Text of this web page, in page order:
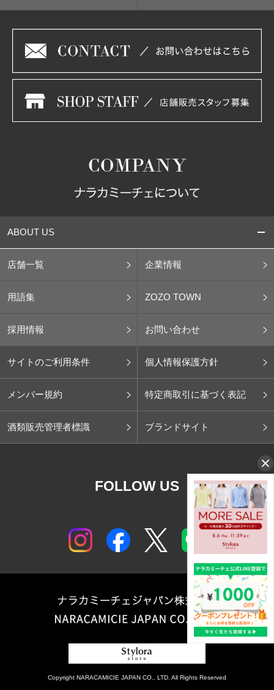
ABOUT US
店舗一覧 企業情報
用語集 ZOZO TOWN
採用情報 お問い合わせ
サイトのご利用条件 個人情報保護方針
メンバー規約 特定商取引に基づく表記
酒類販売管理者標識 ブランドサイト
FOLLOW US
Copyright NARACAMICIE JAPAN CO., LTD. All Rights Reserved